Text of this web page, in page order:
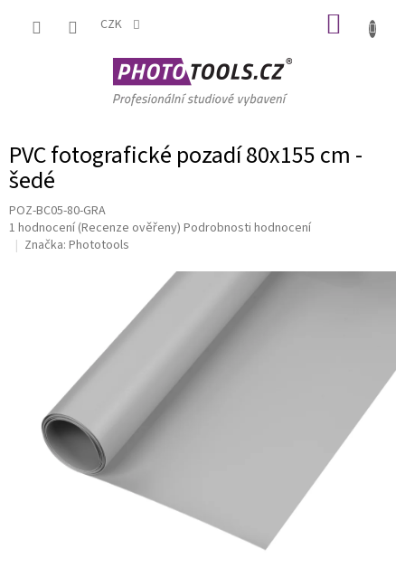
CZK
PVC fotografické pozadí 80x155 cm -
šedé
POZ-BC05-80-GRA
Průměrné
hodnocení
1 hodnocení(Recenze ověřeny) Podrobnosti hodnocení
Značka: Phototools